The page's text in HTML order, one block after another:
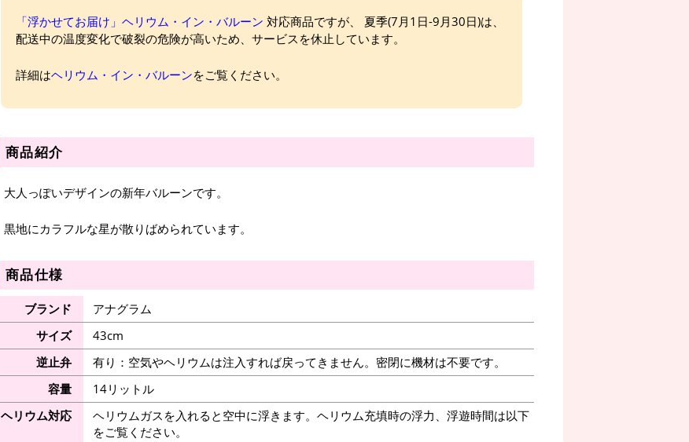
「浮かせてお届け」ヘリウム・イン・バルーン 対応商品ですが、 夏季(7月1日-9月30日)は、
配送中の温度変化で破裂の危険が高いため、サービスを休止しています。
詳細はヘリウム・イン・バルーンをご覧ください。
商品紹介
大人っぽいデザインの新年バルーンです。
黒地にカラフルな星が散りばめられています。
商品仕様
ブランド
アナグラム
サイズ
43cm
逆止弁
有り：空気やヘリウムは注入すれば戻ってきません。密閉に機材は不要です。
容量
14リットル
ヘリウム対応
ヘリウムガスを入れると空中に浮きます。ヘリウム充填時の浮力、浮遊時間は以下
をご覧ください。